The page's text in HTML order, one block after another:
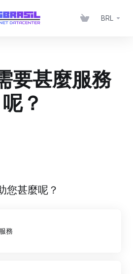
BRL
要甚麼服務
呢？
您甚麼呢？
務